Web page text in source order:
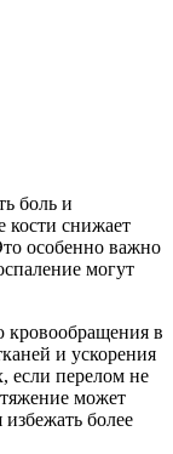
боль и
кости снижает
особенно важно
могут
кровообращения в
и ускорения
если перелом не
может
более